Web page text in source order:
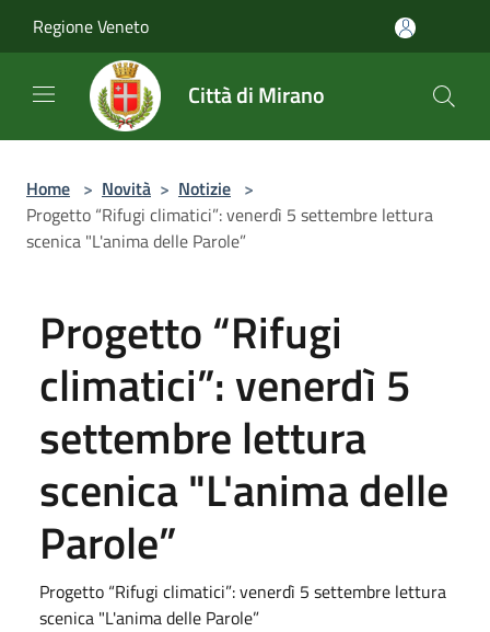
Regione Veneto
Città di Mirano
Home > Novità > Notizie >
Progetto “Rifugi climatici”: venerdì 5 settembre lettura
scenica "L'anima delle Parole”
Progetto “Rifugi
climatici”: venerdì 5
settembre lettura
scenica "L'anima delle
Parole”
Progetto “Rifugi climatici”: venerdì 5 settembre lettura
scenica "L'anima delle Parole”